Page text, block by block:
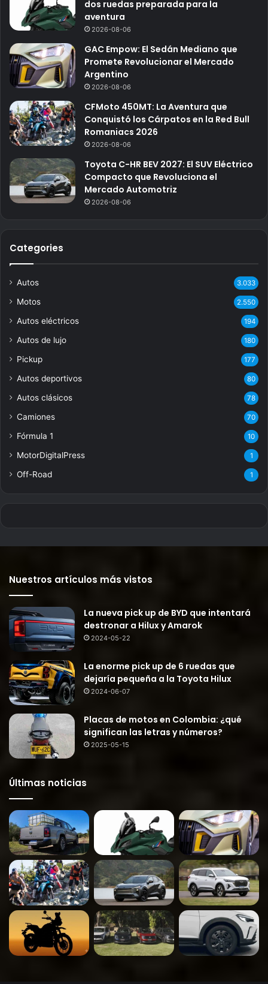
dos ruedas preparada para la
aventura
2026-08-06
GAC Empow: El Sedán Mediano que
Promete Revolucionar el Mercado
Argentino
2026-08-06
CFMoto 450MT: La Aventura que
Conquistó los Cárpatos en la Red Bull
Romaniacs 2026
2026-08-06
Toyota C-HR BEV 2027: El SUV Eléctrico
Compacto que Revoluciona el
Mercado Automotriz
2026-08-06
Categories
Autos 3.033
Motos 2.550
Autos eléctricos 194
Autos de lujo 180
Pickup 177
Autos deportivos 80
Autos clásicos 78
Camiones 70
Fórmula 1 10
MotorDigitalPress 1
Off-Road 1
Nuestros artículos más vistos
La nueva pick up de BYD que intentará
destronar a Hilux y Amarok
2024-05-22
La enorme pick up de 6 ruedas que
dejaría pequeña a la Toyota Hilux
2024-06-07
Placas de motos en Colombia: ¿qué
significan las letras y números?
2025-05-15
Últimas noticias